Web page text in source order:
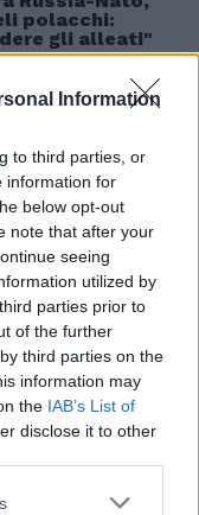
Information
to third parties, or
information for
below opt-out
note that after your
seeing
utilized by
parties prior to
of the further
third parties on the
information may
the IAB’s List of
disclose it to other
polacchi:
gli alleati"
"le elezioni
possono
in tutti i modi.
Un mondo
al
clima da terza
Di uno solo?
c'è un solo